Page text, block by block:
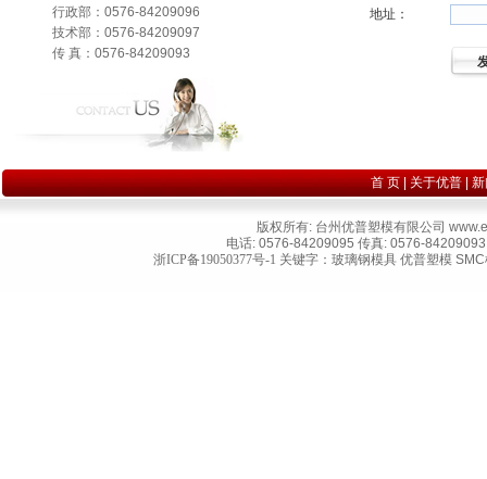
行政部：0576-84209096
技术部：0576-84209097
传 真：0576-84209093
地址：
首 页|关于优普|新
版权所有: 台州优普塑模有限公司
电话: 0576-84209095 传真: 0576-
浙ICP备19050377号-1 关键字： 玻璃钢模具 优普塑模 SMC